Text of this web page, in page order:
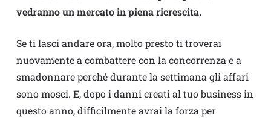
vedranno un mercato in piena ricrescita.
Se ti lasci andare ora, molto presto ti troverai
nuovamente a combattere con la concorrenza e a
smadonnare perché durante la settimana gli affari
sono mosci. E, dopo i danni creati al tuo business in
questo anno, difficilmente avrai la forza per